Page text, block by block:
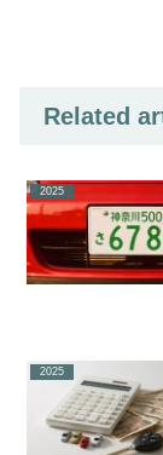
Related
2025
2025